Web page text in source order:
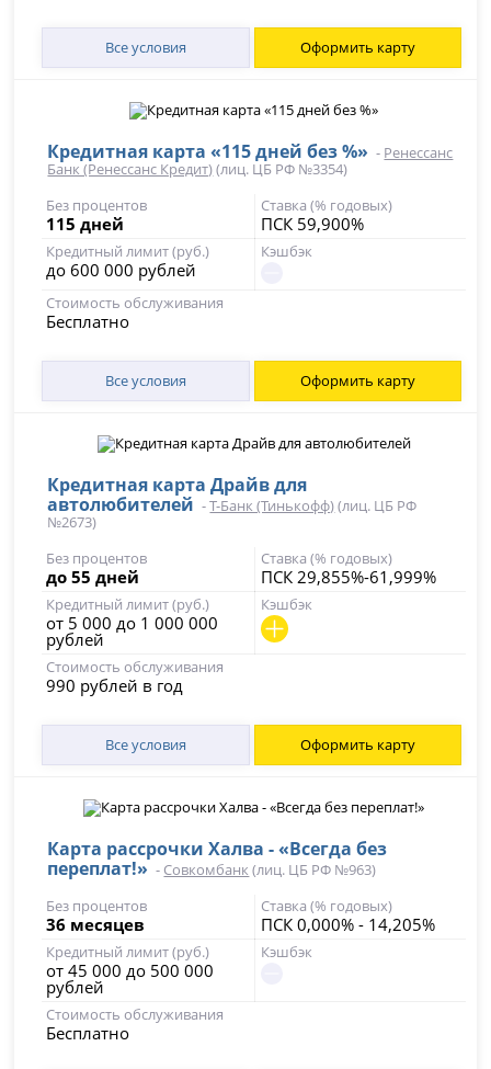
Все условия Оформить карту
Кредитная карта «115 дней без %» - Ренессанс
Банк (Ренессанс Кредит)(лиц. ЦБ РФ №3354)
Без процентов
115 дней
Ставка (% годовых)
ПСК 59,900%
Кредитный лимит (руб.)
до 600 000 рублей
Кэшбэк
Стоимость обслуживания
Бесплатно
Все условия Оформить карту
Кредитная карта Драйв для
автолюбителей -Т-Банк (Тинькофф)(лиц. ЦБ РФ
№2673)
Без процентов
до 55 дней
Ставка (% годовых)
ПСК 29,855%-61,999%
Кредитный лимит (руб.)
от 5 000 до 1 000 000
рублей
Кэшбэк
Стоимость обслуживания
990 рублей в год
Все условия Оформить карту
Карта рассрочки Халва - «Всегда без
переплат!» - Совкомбанк (лиц. ЦБ РФ №963)
Без процентов
36 месяцев
Ставка (% годовых)
ПСК 0,000% - 14,205%
Кредитный лимит (руб.)
от 45 000 до 500 000
рублей
Кэшбэк
Стоимость обслуживания
Бесплатно